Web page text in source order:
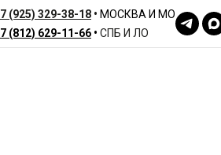
(925) 329-38-18 • МОСКВА И МО
(812) 629-11-66 • СПБ И ЛО